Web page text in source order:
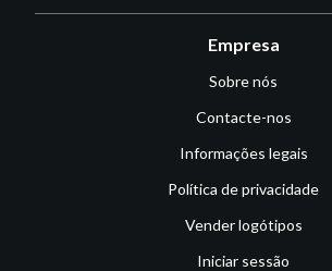
Empresa
Sobre nós
Contacte-nos
Informações legais
Política de privacidade
Vender logótipos
Iniciar sessão